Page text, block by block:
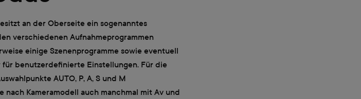
an der Oberseite ein sogenanntes
verschiedenen Aufnahmeprogrammen
einige Szenenprogramme sowie eventuell
benutzerdefinierte Einstellungen. Für die
AUTO, P, A, S und M
nach Kameramodell auch manchmal mit Av und